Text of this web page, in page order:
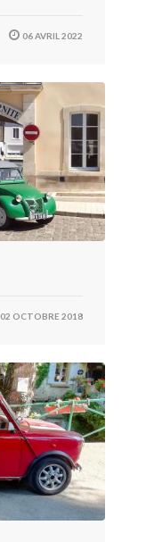
06 AVRIL 2022
02 OCTOBRE 2018